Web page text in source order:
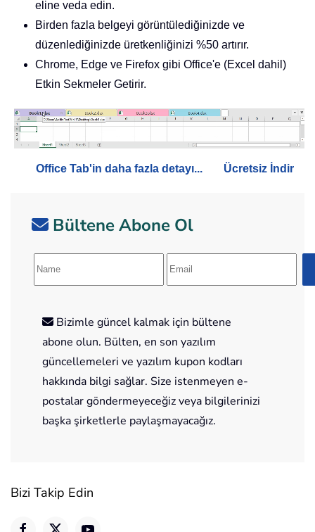
eline veda edin.
Birden fazla belgeyi görüntülediğinizde ve
düzenlediğinizde üretkenliğinizi %50 artırır.
Chrome, Edge ve Firefox gibi Office'e (Excel dahil)
Etkin Sekmeler Getirir.
Office Tab'in daha fazla detayı... Ücretsiz İndir
Bültene Abone Ol
Bizimle güncel kalmak için bültene
abone olun. Bülten, en son yazılım
güncellemeleri ve yazılım kupon kodları
hakkında bilgi sağlar. Size istenmeyen e-
postalar göndermeyeceğiz veya bilgilerinizi
başka şirketlerle paylaşmayacağız.
Bizi Takip Edin